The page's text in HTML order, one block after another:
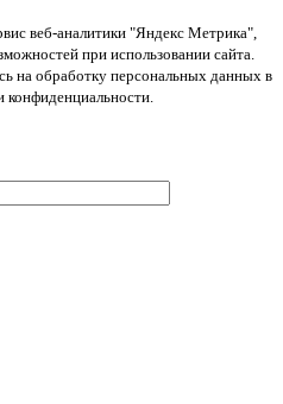
веб-аналитики "Яндекс Метрика",
при использовании сайта.
на обработку персональных данных в
конфиденциальности.